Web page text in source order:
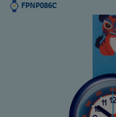
FPNP086C